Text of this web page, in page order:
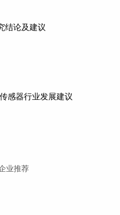
结论及建议
感器行业发展建议
业推荐